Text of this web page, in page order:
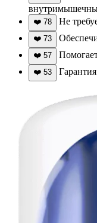
❤️ 78 Не
❤️ 73
❤️ 57
❤️ 53